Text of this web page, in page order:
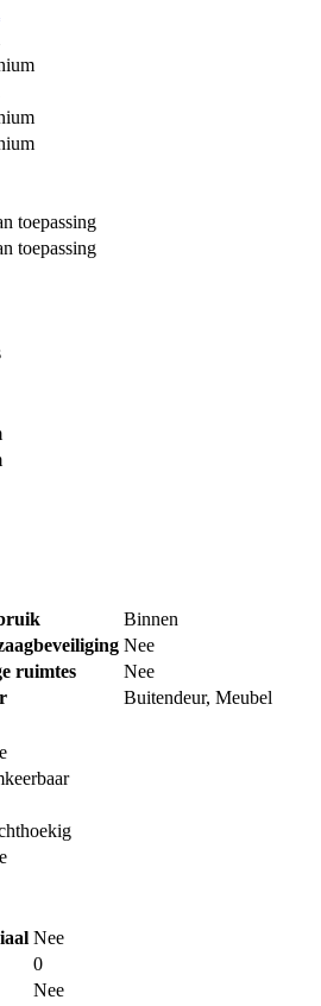
toepassing
toepassing
Binnen
Nee
ruimtes
Nee
Buitendeur, Meubel
Nee
0
Nee